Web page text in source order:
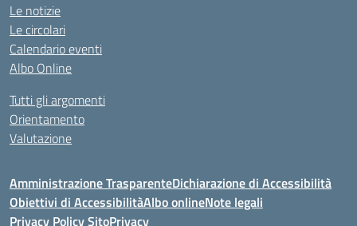
Le notizie
Le circolari
Calendario eventi
Albo Online
Tutti gli argomenti
Orientamento
Valutazione
Amministrazione TrasparenteDichiarazione di Accessibilità
Obiettivi di AccessibilitàAlbo onlineNote legali
Privacy Policy SitoPrivacy